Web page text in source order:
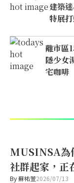
建築
特展
離市區
隱少女
宅咖啡
MUSINSA為
社群起家，正
By蘇祐萱2026/07/13